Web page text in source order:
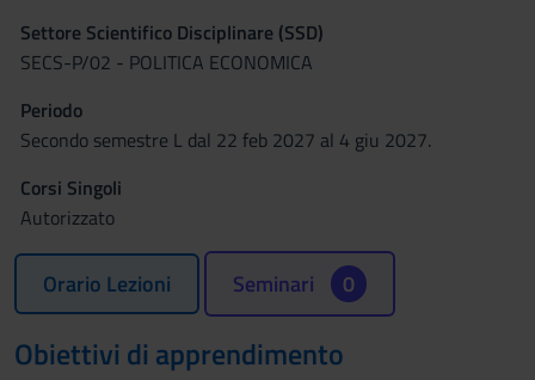
Settore Scientifico Disciplinare (SSD)
SECS-P/02 - POLITICA ECONOMICA
Periodo
Secondo semestre L dal 22 feb 2027 al 4 giu 2027.
Corsi Singoli
Autorizzato
Orario Lezioni Seminari 0
Obiettivi di apprendimento